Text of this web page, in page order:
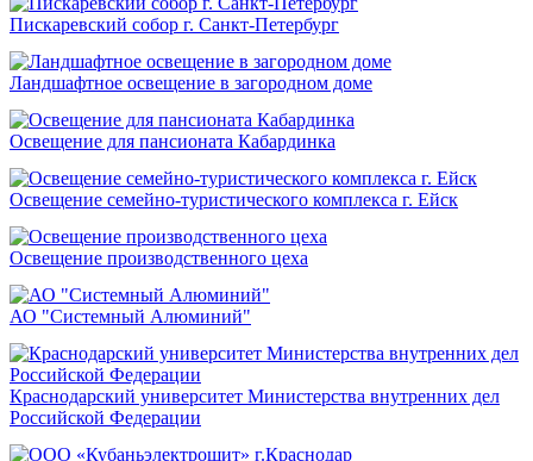
Пискаревский собор г. Санкт-Петербург
Ландшафтное освещение в загородном доме
Освещение для пансионата Кабардинка
Освещение семейно-туристического комплекса г. Ейск
Освещение производственного цеха
АО "Системный Алюминий"
Краснодарский университет Министерства внутренних дел
Российской Федерации